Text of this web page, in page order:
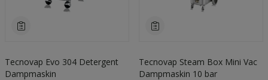
Tecnovap Evo 304 Detergent
Dampmaskin
Tecnovap Steam Box Mini Vac
Dampmaskin 10 bar